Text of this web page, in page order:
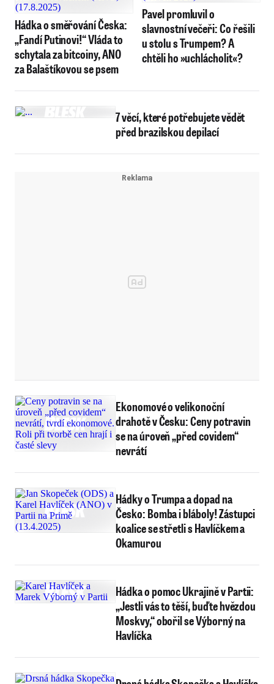
Hádka o směřování Česka:
„Fandí Putinovi!“ Vláda to
schytala za bitcoiny, ANO
za Balaštíkovou se psem
Pavel promluvil o
slavnostní večeři: Co řešili
u stolu s Trumpem? A
chtěli ho »uchlácholit«?
7 věcí, které potřebujete vědět
před brazilskou depilací
Ekonomové o velikonoční
drahotě v Česku: Ceny potravin
se na úroveň „před covidem“
nevrátí
Hádky o Trumpa a dopad na
Česko: Bomba i bláboly! Zástupci
koalice se střetli s Havlíčkem a
Okamurou
Hádka o pomoc Ukrajině v Partii:
„Jestli vás to těší, buďte hvězdou
Moskvy,“ obořil se Výborný na
Havlíčka